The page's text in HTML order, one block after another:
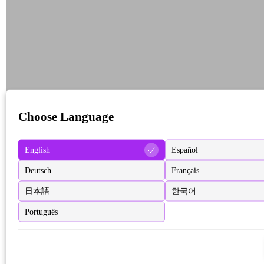
Choose Language
English Español
Deutsch Français
日本語 한국어
Português